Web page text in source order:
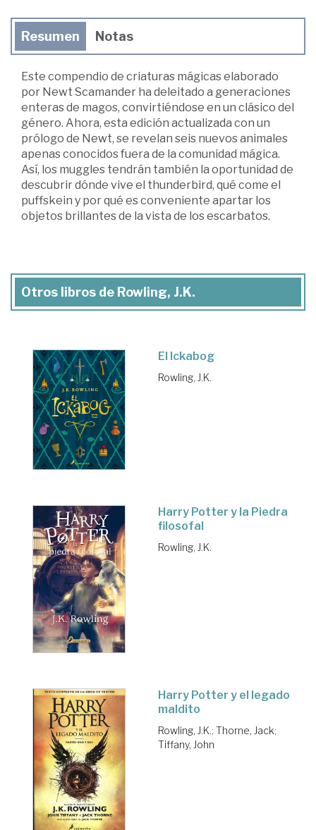
Resumen Notas
Este compendio de criaturas mágicas elaborado
por Newt Scamander ha deleitado a generaciones
enteras de magos, convirtiéndose en un clásico del
género. Ahora, esta edición actualizada con un
prólogo de Newt, se revelan seis nuevos animales
apenas conocidos fuera de la comunidad mágica.
Así, los muggles tendrán también la oportunidad de
descubrir dónde vive el thunderbird, qué come el
puffskein y por qué es conveniente apartar los
objetos brillantes de la vista de los escarbatos.
Otros libros de Rowling, J.K.
El Ickabog
Rowling, J.K.
Harry Potter y la Piedra
filosofal
Rowling, J.K.
Harry Potter y el legado
maldito
Rowling, J.K.; Thorne, Jack;
Tiffany, John